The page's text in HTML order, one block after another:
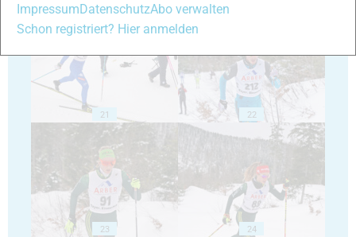
21 22
23 24
ImpressumDatenschutzAbo verwalten
Schon registriert? Hier anmelden